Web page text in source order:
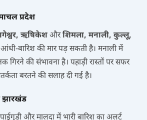
प्रदेश
ऋषिकेशऔरशिमला, मनाली, कुल्लू,
बारिश की मार पड़ सकती है। मनाली में
गिरने की संभावना है। पहाड़ी रास्तों पर सफर
बरतने की सलाह दी गई है।
झारखंड
और मालदा में भारी बारिश का अलर्ट